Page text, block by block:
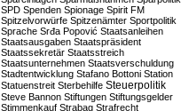
SPD Spenden Spionage Spirit FM
Spitzelvorwürfe Spitzenämter Sportpolitik
Sprache Srđa Popović Staatsanleihen
Staatsausgaben Staatspräsident
Staatssekretär Staatsstreich
Staatsunternehmen Staatsverschuldung
Stadtentwicklung Stafano Bottoni Station
Statuenstreit Sterbehilfe Steuerpolitik
Steve Bannon Stiftungen Stiftungsgelder
Stimmenkauf Strabag Strafrecht